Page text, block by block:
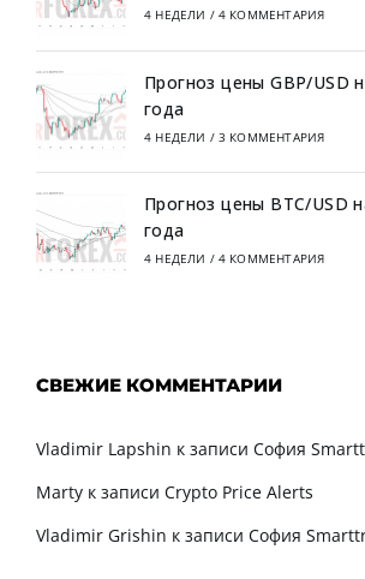
4 НЕДЕЛИ / 4 КОММЕНТАРИЯ
Прогноз цены GBP/USD
года
4 НЕДЕЛИ / 3 КОММЕНТАРИЯ
Прогноз цены BTC/USD
года
4 НЕДЕЛИ / 4 КОММЕНТАРИЯ
СВЕЖИЕ КОММЕНТАРИИ
Vladimir Lapshin к записи София
Marty к записи Crypto Price Alerts
Vladimir Grishin к записи София